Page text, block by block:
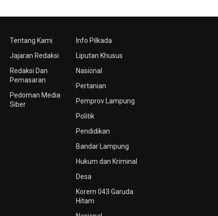
Tentang Kami
Jajaran Redaksi
Redaksi Dan
Pemasaran
Pedoman Media
Siber
Info Pilkada
Liputan Khusus
Nasional
Pertanian
Pemprov Lampung
Politik
Pendidikan
Bandar Lampung
Hukum dan Kriminal
Desa
Korem 043 Garuda
Hitam